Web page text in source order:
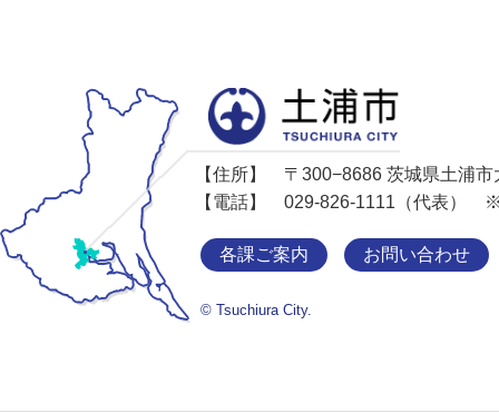
【住所】
〒300−8686 茨城県土浦
【電話】
029-826-1111（代表） ※
各課ご案内 お問い合わせ
© Tsuchiura City.